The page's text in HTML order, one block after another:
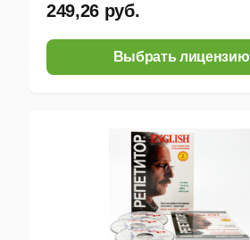
249,26 руб.
Выбрать лицензию